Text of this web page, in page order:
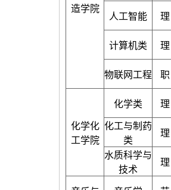
造学院
人工智能 理
计算机类 理
物联网工程 职
化学化
工学院
化学类 理
化工与制药
类
理
水质科学与
技术
理